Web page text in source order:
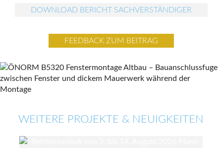
DOWNLOAD BERICHT SACHVERSTÄNDIGER
FEEDBACK ZUM BEITRAG
WEITERE PROJEKTE & NEUIGKEITEN